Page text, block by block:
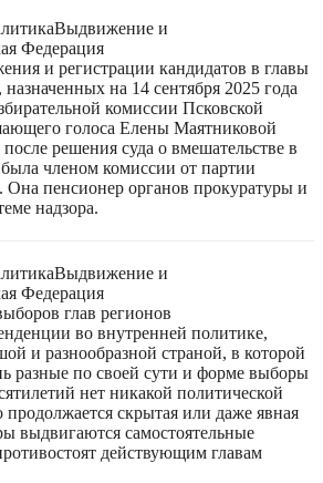
Выдвижение и
Федерация
и регистрации кандидатов в главы
на 14 сентября 2025 года
комиссии Псковской
голоса Елены Маятниковой
решения суда о вмешательстве в
членом комиссии от партии
Она пенсионер органов прокуратуры и
надзора.
Выдвижение и
Федерация
глав регионов
во внутренней политике,
и разнообразной страной, в которой
разные по своей сути и форме выборы
нет никакой политической
продолжается скрытая или даже явная
выдвигаются самостоятельные
действующим главам